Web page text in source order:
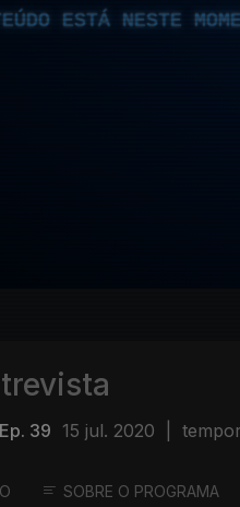
ESTÁ NESTE
Ep. 39 15 jul. 2020
SOBRE O PROGRAMA